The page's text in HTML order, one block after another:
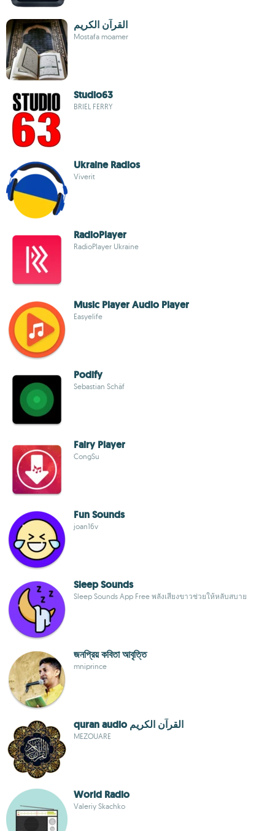
القرآن الكريم
Mostafa moamer
Studio63
BRIEL FERRY
Ukraine Radios
Viverit
RadioPlayer
RadioPlayer Ukraine
Music Player Audio Player
Easyelife
Podify
Sebastian Schäf
Fairy Player
CongSu
Fun Sounds
joan16v
Sleep Sounds
Sleep Sounds App Free พลังเสียงขาวช่วยให้หลับสบาย
জনপ্রিয় কবিতা আবৃত্তি
mniprince
quran audio القرآن الكريم
MEZOUARE
World Radio
Valeriy Skachko